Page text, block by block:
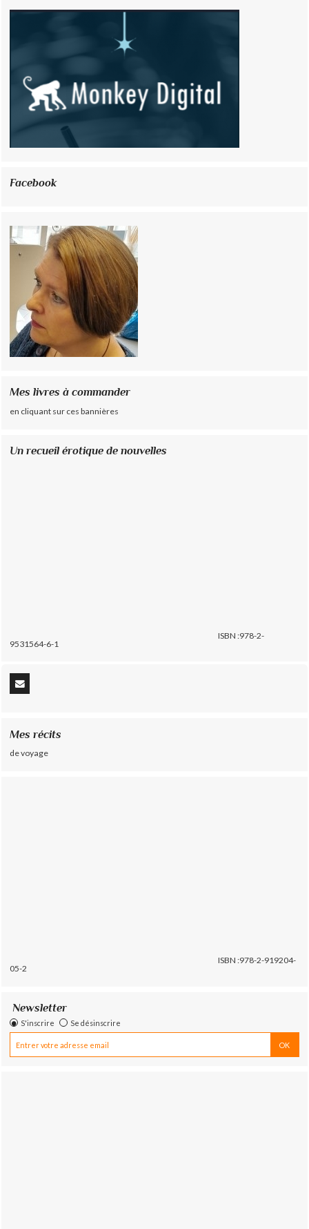
Facebook
Mes livres à commander
en cliquant sur ces bannières
Un recueil érotique de nouvelles
ISBN :978-2-
9531564-6-1
Mes récits
de voyage
ISBN :978-2-919204-
05-2
Newsletter
S'inscrire Se désinscrire